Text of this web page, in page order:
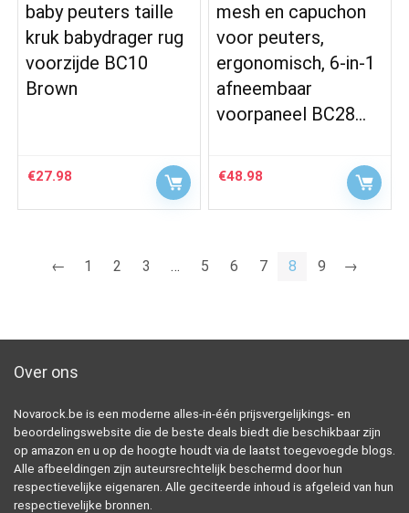
baby peuters taille
kruk babydrager rug
voorzijde BC10
Brown
€27.98
mesh en capuchon
voor peuters,
ergonomisch, 6-in-1
afneembaar
voorpaneel BC28…
€48.98
← 1 2 3 … 5 6 7 8 9 →
Over ons
Novarock.be is een moderne alles-in-één prijsvergelijkings- en
beoordelingswebsite die de beste deals biedt die beschikbaar zijn
op amazon en u op de hoogte houdt via de laatst toegevoegde blogs.
Alle afbeeldingen zijn auteursrechtelijk beschermd door hun
respectievelijke eigenaren. Alle geciteerde inhoud is afgeleid van hun
respectievelijke bronnen.